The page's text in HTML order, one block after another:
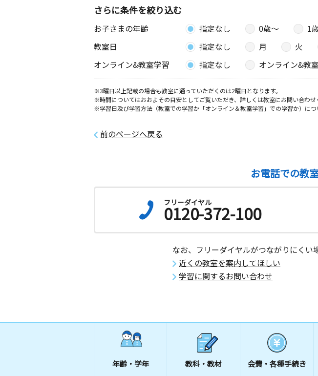
さらに条件を絞り込む
お子さまの年齢 指定なし 0歳〜 1
教室日
指定なし 月 火
オンライン&教室学習
指定なし オンライン&教
※3曜日以上記載の場合も教室に通っていただくのは2曜日となります。
※時間についてはおおよその目安としてご覧いただき、詳しくは教室にお問い合わ
※学習日及び学習方法（教室での学習か「オンライン＆教室学習」での学習か）に
前のページへ戻る
お電話での教
フリーダイヤル
0120-372-100
なお、フリーダイヤルがつながりにくい
近くの教室を案内してほしい
学習に関するお問い合わせ
年齢・学年 教科・教材 会費・ 各種手続き